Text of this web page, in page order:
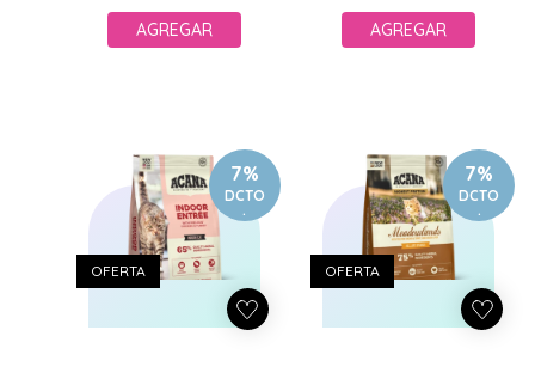
AGREGAR AGREGAR
7%
DCTO
.
OFERTA
7%
DCTO
.
OFERTA